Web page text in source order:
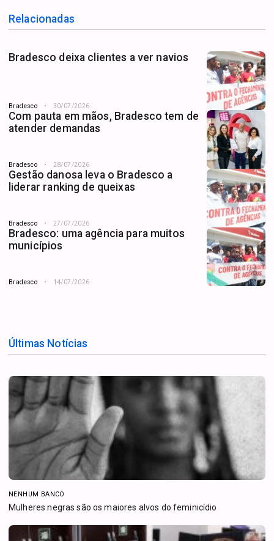
Relacionadas
Bradesco deixa clientes a ver navios
Bradesco 30/07/2026
Com pauta em mãos, Bradesco tem de
atender demandas
Bradesco 28/07/2026
Gestão danosa leva o Bradesco a
liderar ranking de queixas
Bradesco 27/07/2026
Bradesco: uma agência para muitos
municípios
Bradesco 14/07/2026
Últimas Notícias
NENHUM BANCO
Mulheres negras são os maiores alvos do feminicídio